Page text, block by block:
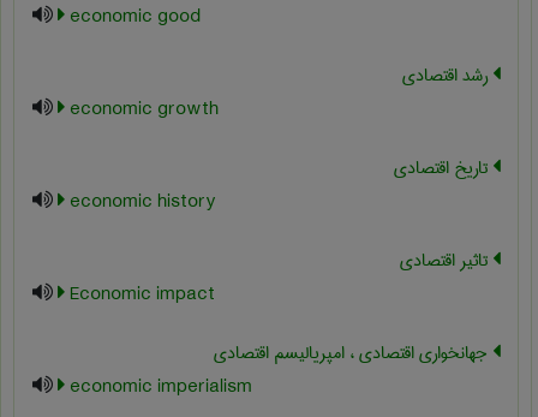
economic good
رشد اقتصادي
economic growth
تاریخ اقتصادی
economic history
تاثیر اقتصادی
Economic impact
جهانخواری اقتصادی ، امپریالیسم اقتصادی
economic imperialism